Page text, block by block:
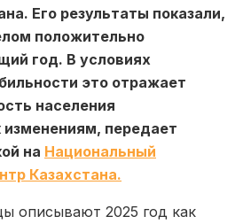
Его результаты показали,
положительно
год. В условиях
это отражает
населения
изменениям, передает
на Национальный
Казахстана.
описывают 2025 год как